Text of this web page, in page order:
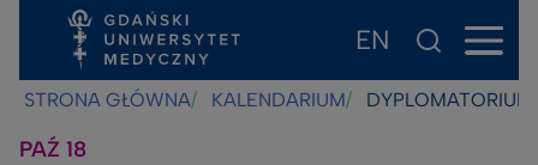
Przejdź
do
treści
Przejdź
do
wyszukiwarki
Przejdź
do
stopki
EN
STRONA GŁÓWNA KALENDARIUM
PAŹ 18